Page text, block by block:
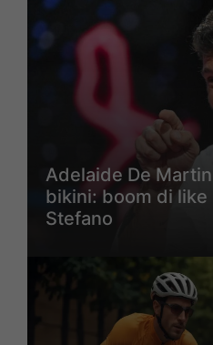
Adelaide De
bikini: boom di like
Stefano